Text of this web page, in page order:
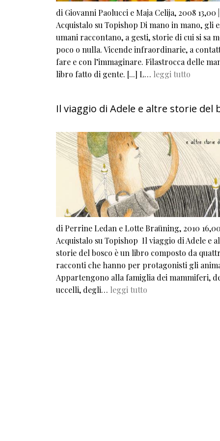
di Giovanni Paolucci e Maja Celija, 2008 13,00 |
Acquistalo su Topishop Di mano in mano, gli
umani raccontano, a gesti, storie di cui si sa
poco o nulla. Vicende infraordinarie, a
fare e con l’immaginare. Filastrocca delle
libro fatto di gente. [...] L… leggi tutto
Il viaggio di Adele e altre storie del
di Perrine Ledan e Lotte Braüning, 2010 16,00 |
Acquistalo su Topishop Il viaggio di Adele e
storie del bosco è un libro composto da
racconti che hanno per protagonisti gli
Appartengono alla famiglia dei mammiferi,
uccelli, degli… leggi tutto